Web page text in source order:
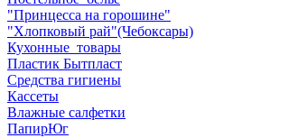
"Принцесса на горошине"
"Хлопковый рай"(Чебоксары)
Кухонные_товары
Пластик Бытпласт
Средства гигиены
Кассеты
Влажные салфетки
ПапирЮг